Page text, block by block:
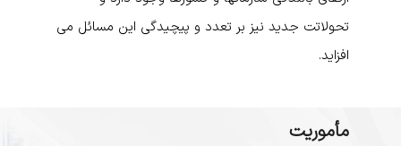
تحولاتت جدید نیز بر تعدد و پیچیدگی این مسائل می
افزاید.
مأموریت